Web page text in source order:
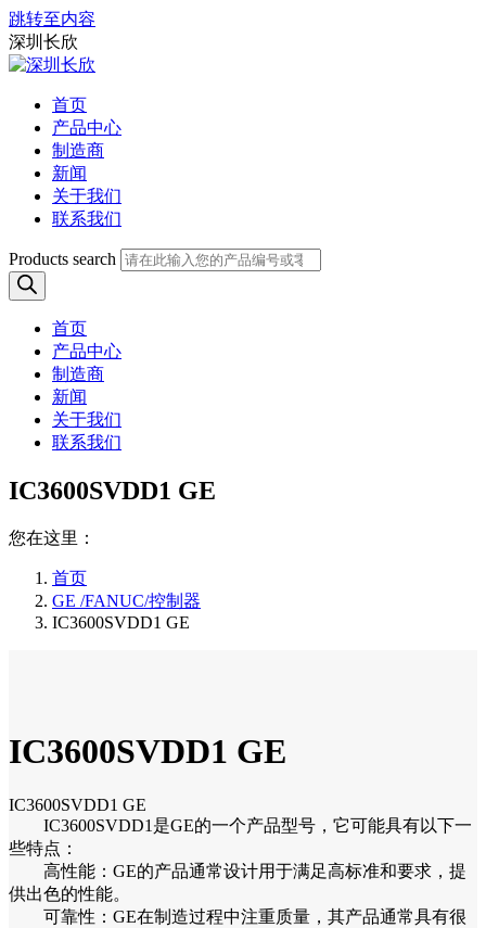
跳转至内容
深圳长欣
首页
产品中心
制造商
新闻
关于我们
联系我们
Products search
首页
产品中心
制造商
新闻
关于我们
联系我们
IC3600SVDD1 GE
您在这里：
首页
GE /FANUC/控制器
IC3600SVDD1 GE
IC3600SVDD1 GE
IC3600SVDD1 GE
IC3600SVDD1是GE的一个产品型号，它可能具有以下一
些特点：
高性能：GE的产品通常设计用于满足高标准和要求，提
供出色的性能。
可靠性：GE在制造过程中注重质量，其产品通常具有很